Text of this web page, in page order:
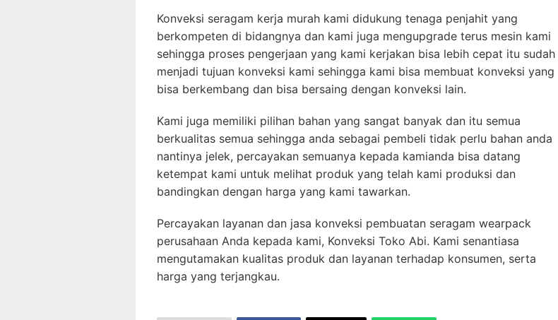
Konveksi seragam kerja murah kami didukung tenaga penjahit yang
berkompeten di bidangnya dan kami juga mengupgrade terus mesin kami
sehingga proses pengerjaan yang kami kerjakan bisa lebih cepat itu sudah
menjadi tujuan konveksi kami sehingga kami bisa membuat konveksi yang
bisa berkembang dan bisa bersaing dengan konveksi lain.
Kami juga memiliki pilihan bahan yang sangat banyak dan itu semua
berkualitas semua sehingga anda sebagai pembeli tidak perlu bahan anda
nantinya jelek, percayakan semuanya kepada kamianda bisa datang
ketempat kami untuk melihat produk yang telah kami produksi dan
bandingkan dengan harga yang kami tawarkan.
Percayakan layanan dan jasa konveksi pembuatan seragam wearpack
perusahaan Anda kepada kami, Konveksi Toko Abi. Kami senantiasa
mengutamakan kualitas produk dan layanan terhadap konsumen, serta
harga yang terjangkau.